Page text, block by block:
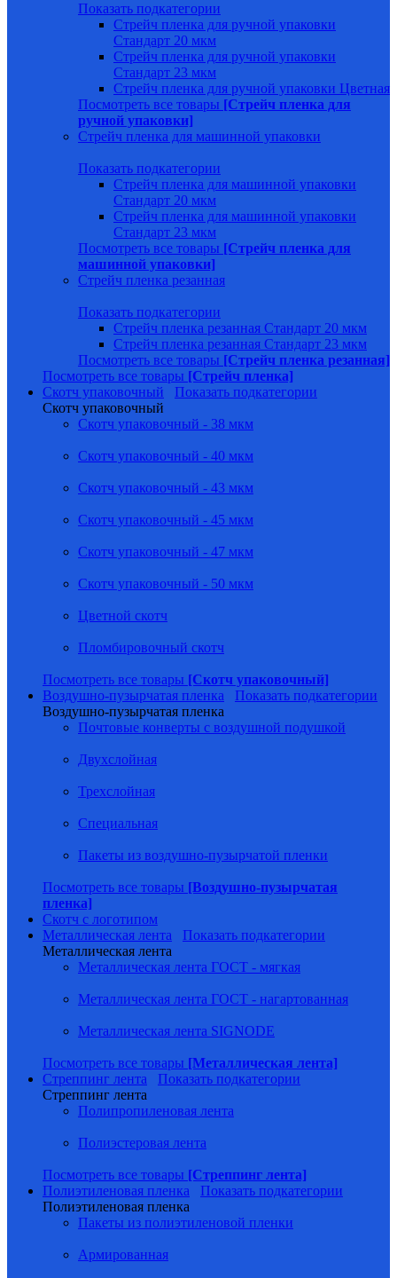
Показать подкатегории
Стрейч пленка для ручной упаковки
Стандарт 20 мкм
Стрейч пленка для ручной упаковки
Стандарт 23 мкм
Стрейч пленка для ручной упаковки Цветная
Посмотреть все товары [Стрейч пленка для
ручной упаковки]
Стрейч пленка для машинной упаковки
Показать подкатегории
Стрейч пленка для машинной упаковки
Стандарт 20 мкм
Стрейч пленка для машинной упаковки
Стандарт 23 мкм
Посмотреть все товары [Стрейч пленка для
машинной упаковки]
Стрейч пленка резанная
Показать подкатегории
Стрейч пленка резанная Стандарт 20 мкм
Стрейч пленка резанная Стандарт 23 мкм
Посмотреть все товары [Стрейч пленка резанная]
Посмотреть все товары [Стрейч пленка]
Скотч упаковочный
Показать подкатегории
Скотч упаковочный
Скотч упаковочный - 38 мкм
Скотч упаковочный - 40 мкм
Скотч упаковочный - 43 мкм
Скотч упаковочный - 45 мкм
Скотч упаковочный - 47 мкм
Скотч упаковочный - 50 мкм
Цветной скотч
Пломбировочный скотч
Посмотреть все товары [Скотч упаковочный]
Воздушно-пузырчатая пленка
Показать подкатегории
Воздушно-пузырчатая пленка
Почтовые конверты с воздушной подушкой
Двухслойная
Трехслойная
Специальная
Пакеты из воздушно-пузырчатой пленки
Посмотреть все товары [Воздушно-пузырчатая
пленка]
Скотч с логотипом
Металлическая лента
Показать подкатегории
Металлическая лента
Металлическая лента ГОСТ - мягкая
Металлическая лента ГОСТ - нагартованная
Металлическая лента SIGNODE
Посмотреть все товары [Металлическая лента]
Стреппинг лента
Показать подкатегории
Стреппинг лента
Полипропиленовая лента
Полиэстеровая лента
Посмотреть все товары [Стреппинг лента]
Полиэтиленовая пленка
Показать подкатегории
Полиэтиленовая пленка
Пакеты из полиэтиленовой пленки
Армированная